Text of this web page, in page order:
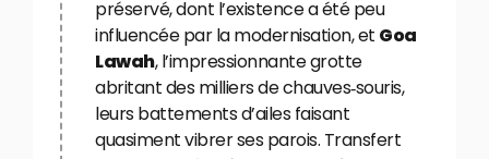
préservé, dont l’existence a été peu
influencée par la modernisation, et Goa
Lawah, l’impressionnante grotte
abritant des milliers de chauves‑souris,
leurs battements d’ailes faisant
quasiment vibrer ses parois. Transfert